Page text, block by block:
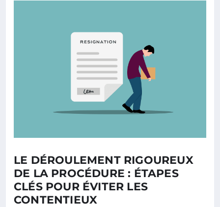
LE DÉROULEMENT RIGOUREUX
DE LA PROCÉDURE : ÉTAPES
CLÉS POUR ÉVITER LES
CONTENTIEUX